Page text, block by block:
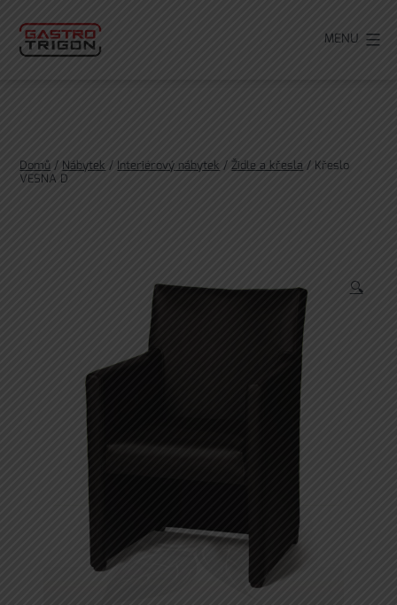
obsahu MENU
Domů/Nábytek/Interiérový nábytek/Židle a křesla/ Křeslo
VESNA D
🔍